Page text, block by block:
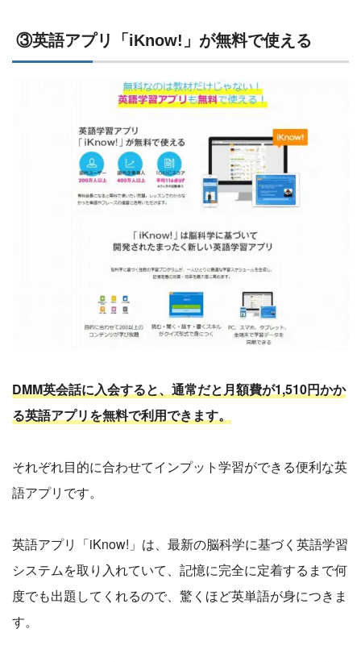
③英語アプリ「iKnow!」が無料で使える
DMM英会話に入会すると、通常だと月額費が1,510円かか
る英語アプリを無料で利用できます。
それぞれ目的に合わせてインプット学習ができる便利な英
語アプリです。
英語アプリ「iKnow!」は、最新の脳科学に基づく英語学習
システムを取り入れていて、記憶に完全に定着するまで何
度でも出題してくれるので、驚くほど英単語が身につきま
す。